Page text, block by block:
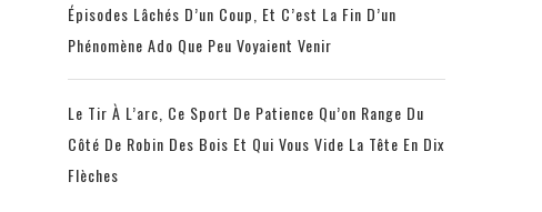
Épisodes Lâchés D’un Coup, Et C’est La Fin D’un
Phénomène Ado Que Peu Voyaient Venir
Le Tir À L’arc, Ce Sport De Patience Qu’on Range Du
Côté De Robin Des Bois Et Qui Vous Vide La Tête En Dix
Flèches